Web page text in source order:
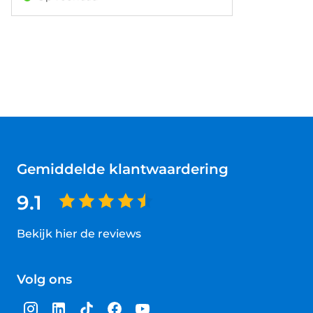
voorruit • Voorstoelen verwarmd
Gemiddelde klantwaardering
9.1
Bekijk hier de reviews
van
sterren
Volg ons